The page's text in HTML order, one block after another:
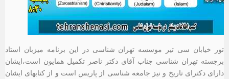
تور خیابان سی تیر موسسه تهران شناسی در این برنامه میزبان استاد
برجسته تهران شناسی جناب آقای دکتر ناصر تکمیل همایون است،ایشان
دارای دکترای تاریخ و نیز جامعه شناسی از پاریس است و از کتابهای ایشان